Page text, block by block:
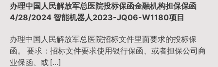
办理中国人民解放军总医院投标保函金融机构担保保函
4/28/2024 智能机器人2023-JQ06-W1180项目
办理中国人民解放军总医院招标文件里面要求的投标保
函。 要求：招标文件要求使用银行保函、或者担保公司商
业保函、或 […]